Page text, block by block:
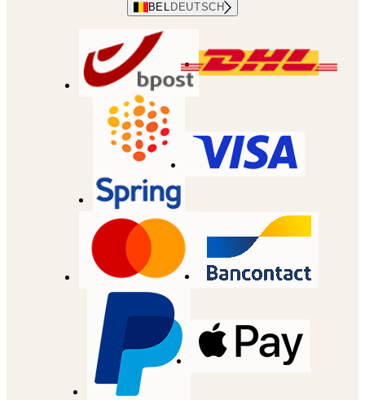
BEL DEUTSCH